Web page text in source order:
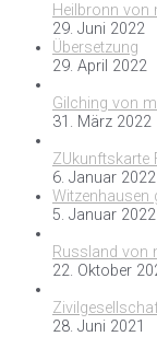
Heilbronn von
29. Juni 2022
Übersetzung
29. April 2022
Gilching von
31. März 2022
ZUkunftskarte
6. Januar 2022
Witzenhausen
5. Januar 2022
Russland von
22. Oktober
28. Juni 2021